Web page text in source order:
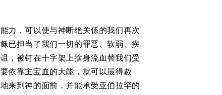
力，可以使与神断绝关係的我们再次
已担当了我们一切的罪恶、软弱、疾
，被钉在十字架上捨身流血替我们受
依靠主宝血的大能，就可以最得赦
来到神的面前，并能承受亚伯拉罕的